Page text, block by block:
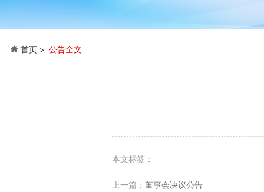
首页 公告全文
本文标签：
上一篇： 董事会决议公告